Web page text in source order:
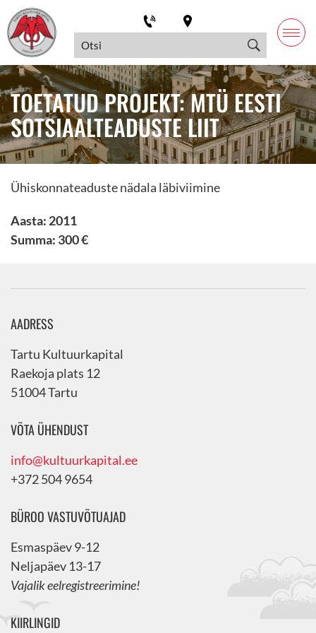
TOETATUD PROJEKT: MTÜ EESTI
SOTSIAALTEADUSTE LIIT
Ühiskonnateaduste nädala läbiviimine
Aasta: 2011
Summa: 300 €
AADRESS
Tartu Kultuurkapital
Raekoja plats 12
51004 Tartu
VÕTA ÜHENDUST
info@kultuurkapital.ee
+372 504 9654
BÜROO VASTUVÕTUAJAD
Esmaspäev 9-12
Neljapäev 13-17
Vajalik eelregistreerimine!
KIIRLINGID